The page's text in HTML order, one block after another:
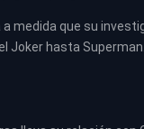
medida que su
Joker hasta Superman.